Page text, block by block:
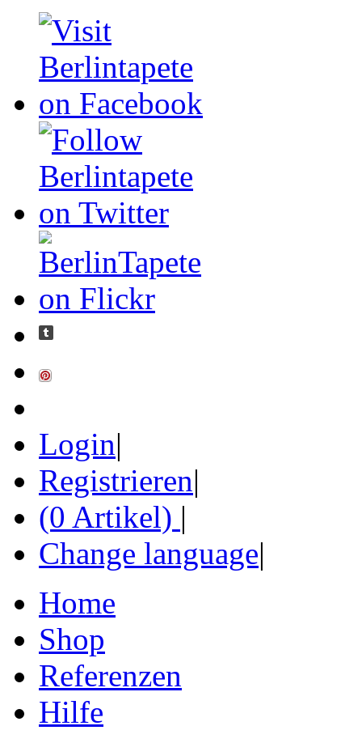
Login|
Registrieren|
(0 Artikel) |
Change language|
Home
Shop
Referenzen
Hilfe